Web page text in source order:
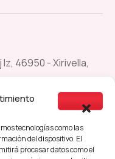
tecnologías como las
del dispositivo. El
procesar datos como el
46950 - Xirivella,